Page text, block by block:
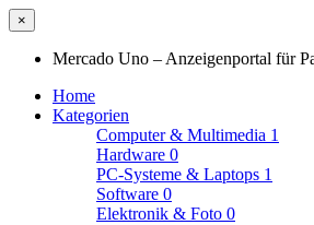
×
Mercado Uno – Anzeigenportal für
Home
Kategorien
Computer & Multimedia 1
Hardware 0
PC-Systeme & Laptops 1
Software 0
Elektronik & Foto 0